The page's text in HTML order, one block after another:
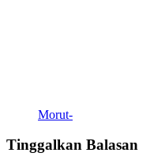
Morut-
Tinggalkan Balasan